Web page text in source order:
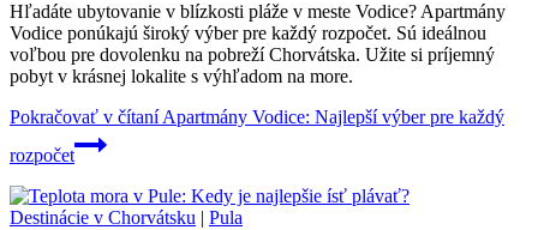
Hľadáte ubytovanie v blízkosti pláže v meste Vodice? Apartmány
Vodice ponúkajú široký výber pre každý rozpočet. Sú ideálnou
voľbou pre dovolenku na pobreží Chorvátska. Užite si príjemný
pobyt v krásnej lokalite s výhľadom na more.
Pokračovať v čítaníApartmány Vodice: Najlepší výber pre každý
rozpočet
Destinácie v Chorvátsku | Pula